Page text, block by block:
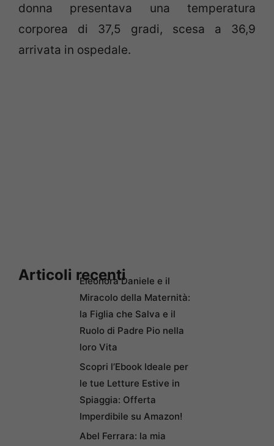
donna presentava una temperatura
corporea di 37,5 gradi, scesa a 36,9
arrivata in ospedale.
Articoli recentiEleonora Daniele e il
Miracolo della Maternità:
la Figlia che Salva e il
Ruolo di Padre Pio nella
loro Vita
Scopri l’Ebook Ideale per
le tue Letture Estive in
Spiaggia: Offerta
Imperdibile su Amazon!
Abel Ferrara: la mia